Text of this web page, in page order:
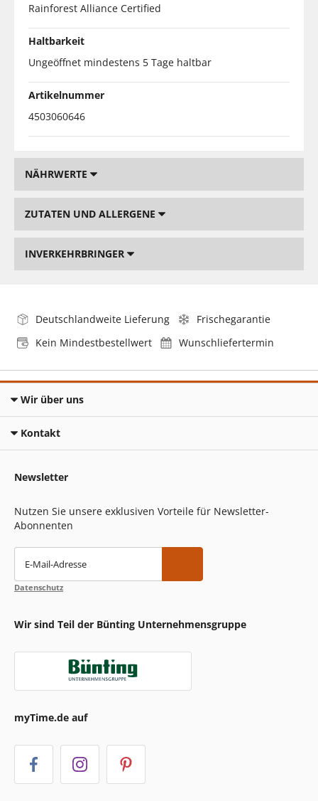
Rainforest Alliance Certified
Haltbarkeit
Ungeöffnet mindestens 5 Tage haltbar
Artikelnummer
4503060646
NÄHRWERTE
ZUTATEN UND ALLERGENE
INVERKEHRBRINGER
Deutschlandweite Lieferung
Frischegarantie
Kein Mindestbestellwert
Wunschliefertermin
Wir über uns
Kontakt
Newsletter
Nutzen Sie unsere exklusiven Vorteile für Newsletter-
Abonnenten
E-Mail-Adresse
Datenschutz
Wir sind Teil der Bünting Unternehmensgruppe
myTime.de auf